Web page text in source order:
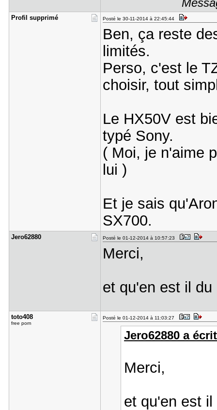
Profil sup​primé Posté le 30-11-2014 à 22:45:44
Ben, ça reste
limités.
Perso, c'est le
choisir, tout
Le HX50V est
typé Sony.
( Moi, je n'aime
lui )
Et je sais
SX700.
Jero62880 Posté le 01-12-2014 à 10:57:23
Merci,
et qu'en est il
toto408
free porn
Posté le 01-12-2014 à 11:03:27
Jero62880 a
Merci,
et qu'en est